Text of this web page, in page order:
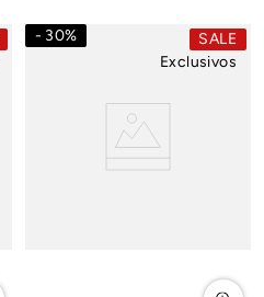
30%
SALE
Exclusivos